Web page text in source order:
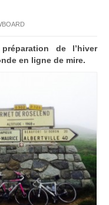
de l’hiver
en ligne de mire.